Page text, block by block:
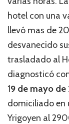
hotel con una
llevó mas de
desvanecido
trasladado al
diagnosticó
19 de mayo de
domiciliado en
Yrigoyen al